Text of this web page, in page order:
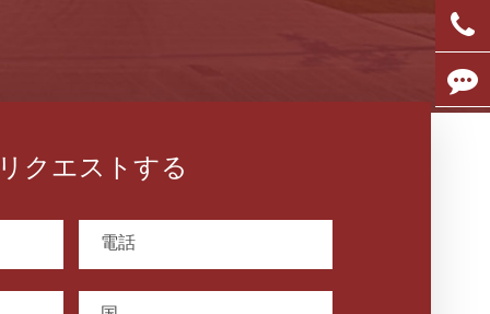
クエストする